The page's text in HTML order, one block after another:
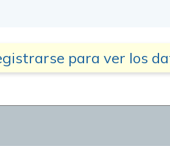
para ver los